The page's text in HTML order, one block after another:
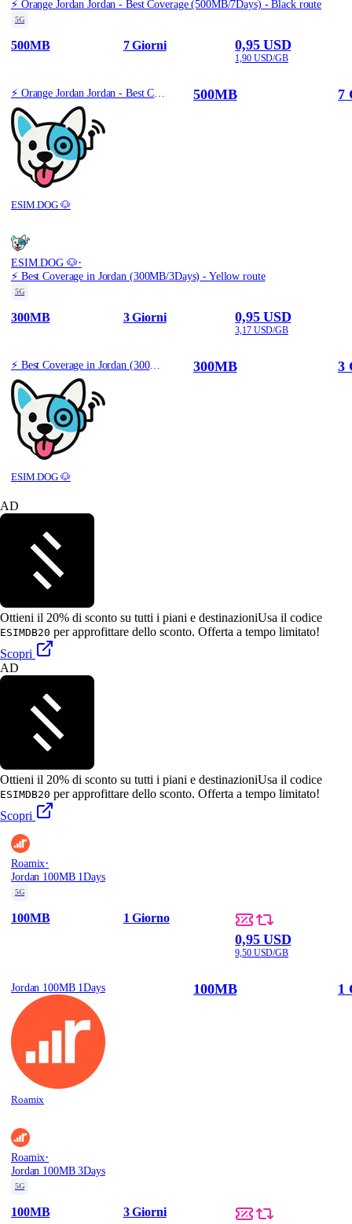
⚡️ Orange Jordan Jordan - Best Coverage (500MB/7Days) - Black route
5G
500MB 7 Giorni 0,95 USD
1,90 USD/GB
ESIM.DOG 🐶
500MB 7
ESIM.DOG 🐶·
⚡️ Best Coverage in Jordan (300MB/3Days) - Yellow route
5G
300MB 3 Giorni 0,95 USD
3,17 USD/GB
⚡️ Best Coverage in Jordan (300MB/3Days) - Yellow route
ESIM.DOG 🐶
300MB 3
AD
Ottieni il 20% di sconto su tutti i piani e destinazioniUsa il codice
ESIMDB20 per approfittare dello sconto. Offerta a tempo limitato!
Scopri
AD
Ottieni il 20% di sconto su tutti i piani e destinazioniUsa il codice
ESIMDB20 per approfittare dello sconto. Offerta a tempo limitato!
Scopri
Roamix·
Jordan 100MB 1Days
5G
100MB 1 Giorno
0,95 USD
9,50 USD/GB
Jordan 100MB 1Days
Roamix
100MB 1
Roamix·
Jordan 100MB 3Days
5G
100MB 3 Giorni